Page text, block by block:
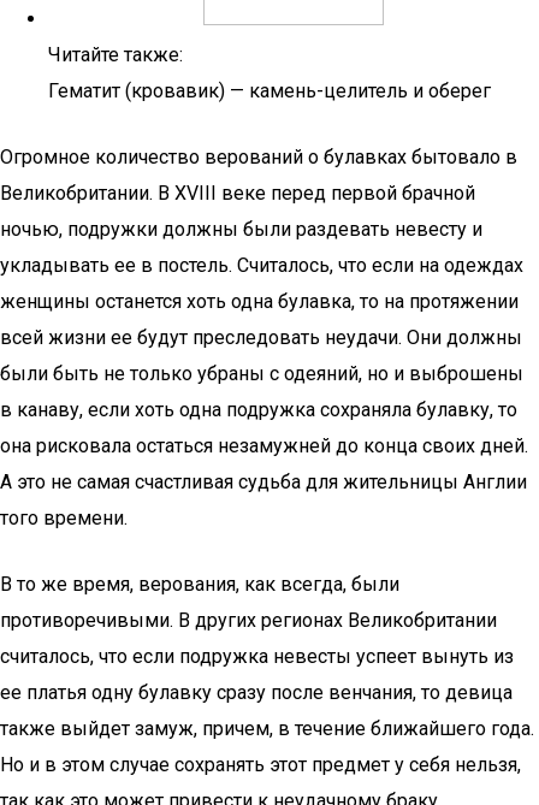
Читайте также:
Гематит (кровавик) — камень-целитель и оберег
Огромное количество верований о булавках бытовало в
Великобритании. В XVIII веке перед первой брачной
ночью, подружки должны были раздевать невесту и
укладывать ее в постель. Считалось, что если на одеждах
женщины останется хоть одна булавка, то на протяжении
всей жизни ее будут преследовать неудачи. Они должны
были быть не только убраны с одеяний, но и выброшены
в канаву, если хоть одна подружка сохраняла булавку, то
она рисковала остаться незамужней до конца своих дней.
А это не самая счастливая судьба для жительницы Англии
того времени.
В то же время, верования, как всегда, были
противоречивыми. В других регионах Великобритании
считалось, что если подружка невесты успеет вынуть из
ее платья одну булавку сразу после венчания, то девица
также выйдет замуж, причем, в течение ближайшего года.
Но и в этом случае сохранять этот предмет у себя нельзя,